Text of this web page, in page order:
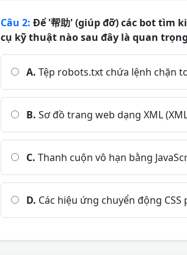
Câu 2: Để '帮助' (giúp đỡ) các bot tìm
cụ kỹ thuật nào sau đây là quan
A. Tệp robots.txt chứa lệnh chặn
B. Sơ đồ trang web dạng XML
C. Thanh cuộn vô hạn bằng
D. Các hiệu ứng chuyển động CSS